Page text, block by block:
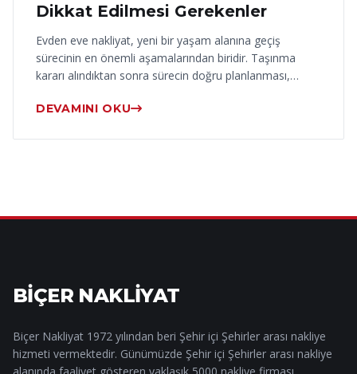
Dikkat Edilmesi Gerekenler
Evden eve nakliyat, yeni bir yaşam alanına geçiş
sürecinin en önemli aşamalarından biridir. Taşınma
kararı alındıktan sonra sürecin doğru planlanması,…
DEVAMINI OKU
BİÇER NAKLİYAT
Biçer Nakliyat 1972 yılından beri Şehir içi Şehirler arası nakliye
hizmeti vermektedir. Günümüzde Şehir içi Şehirler arası nakliye
alanında faaliyet gösteren yaklaşık 5000 nakliye firması